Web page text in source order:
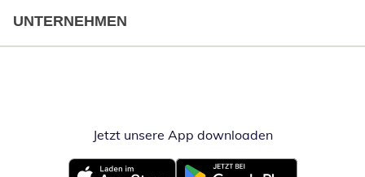
UNTERNEHMEN
Jetzt unsere App downloadenÖffnet in